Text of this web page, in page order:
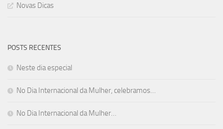
Novas Dicas
POSTS RECENTES
Neste dia especial
No Dia Internacional da Mulher, celebramos…
No Dia Internacional da Mulher…